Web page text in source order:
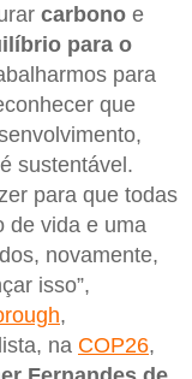
carbono e
para o
para
que
sustentável.
para que todas
de vida e uma
novamente,
isso”,
,
na COP26,